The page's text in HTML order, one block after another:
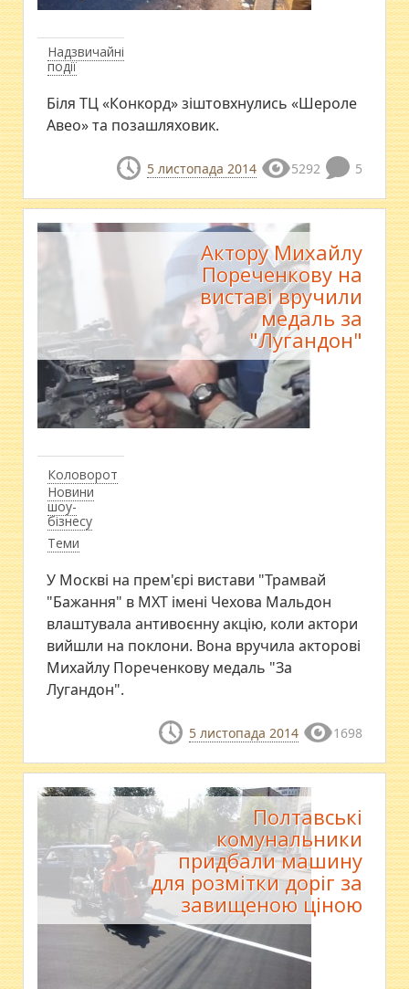
Надзвичайні
події
Біля ТЦ «Конкорд» зіштовхнулись «Шероле
Авео» та позашляховик.
5 листопада 2014 5292 5
Коловорот
Новини
шоу-
бізнесу
Теми
Актору Михайлу
Пореченкову на
виставі вручили
медаль за
"Лугандон"
У Москві на прем'єрі вистави "Трамвай
"Бажання" в МХТ імені Чехова Мальдон
влаштувала антивоєнну акцію, коли актори
вийшли на поклони. Вона вручила акторові
Михайлу Пореченкову медаль "За
Лугандон".
5 листопада 2014 1698
Полтавські
комунальники
придбали машину
для розмітки доріг за
завищеною ціною